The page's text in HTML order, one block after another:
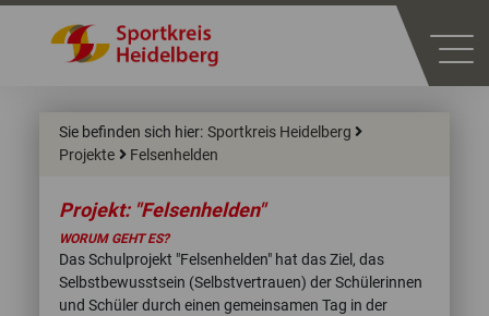
Sie befinden sich hier: Sportkreis Heidelberg
Projekte
Felsenhelden
Projekt: "Felsenhelden"
WORUM GEHT ES?
Das Schulprojekt "Felsenhelden" hat das Ziel, das
Selbstbewusstsein (Selbstvertrauen) der Schülerinnen
und Schüler durch einen gemeinsamen Tag in der